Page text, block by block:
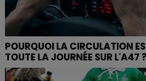
POURQUOI LA CIRCULATION
TOUTE LA JOURNÉE SUR L'A47 ?